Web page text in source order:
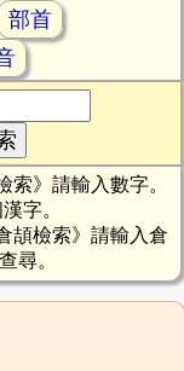
部首
索》請輸入數字。
字。
頡檢索》請輸入倉
尋。